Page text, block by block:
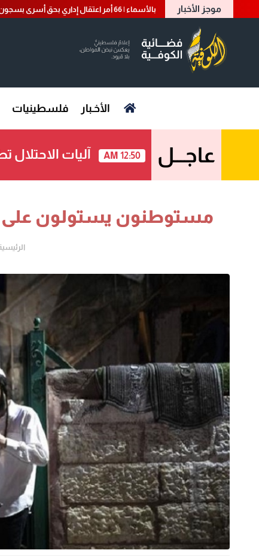
موجز الأخبار بالأسماء | 66 أمر اعتقال إداري بحق أسرى بسجون الاحتلال
الأخـبار فلسطينيات
عاجـــل 12:50 AM آليات الاحتلال
مستوطنون يستولون على